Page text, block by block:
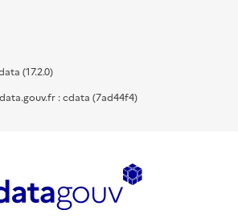
(17.2.0)
: cdata (7ad44f4)